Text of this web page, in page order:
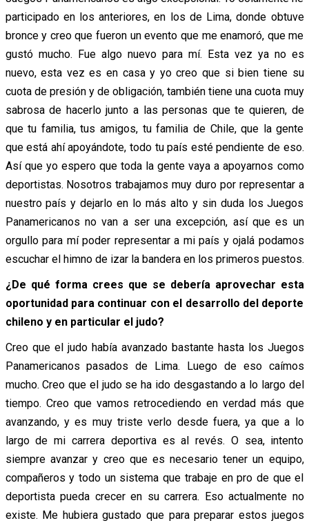
participado en los anteriores, en los de Lima, donde obtuve
bronce y creo que fueron un evento que me enamoró, que me
gustó mucho. Fue algo nuevo para mí. Esta vez ya no es
nuevo, esta vez es en casa y yo creo que si bien tiene su
cuota de presión y de obligación, también tiene una cuota muy
sabrosa de hacerlo junto a las personas que te quieren, de
que tu familia, tus amigos, tu familia de Chile, que la gente
que está ahí apoyándote, todo tu país esté pendiente de eso.
Así que yo espero que toda la gente vaya a apoyarnos como
deportistas. Nosotros trabajamos muy duro por representar a
nuestro país y dejarlo en lo más alto y sin duda los Juegos
Panamericanos no van a ser una excepción, así que es un
orgullo para mí poder representar a mi país y ojalá podamos
escuchar el himno de izar la bandera en los primeros puestos.
¿De qué forma crees que se debería aprovechar esta
oportunidad para continuar con el desarrollo del deporte
chileno y en particular el judo?
Creo que el judo había avanzado bastante hasta los Juegos
Panamericanos pasados de Lima. Luego de eso caímos
mucho. Creo que el judo se ha ido desgastando a lo largo del
tiempo. Creo que vamos retrocediendo en verdad más que
avanzando, y es muy triste verlo desde fuera, ya que a lo
largo de mi carrera deportiva es al revés. O sea, intento
siempre avanzar y creo que es necesario tener un equipo,
compañeros y todo un sistema que trabaje en pro de que el
deportista pueda crecer en su carrera. Eso actualmente no
existe. Me hubiera gustado que para preparar estos juegos